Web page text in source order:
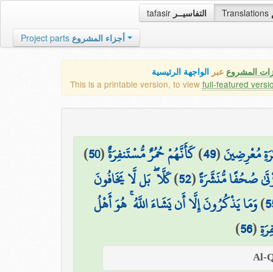
tafasir التفاسيــر Translations
Project parts أجزاء المشروع
المشروع عبر الواجهة الرئيسية
This is a printable version, to view full-featured
مُعْرِضِينَ(
49
)كَأَنَّهُمْ حُمُرٌ مُّسْتَنفِرَةٌ(
50
)
صُحُفًا مُّنَشَّرَةً(
52
)كَلَّا ۖ بَل لَّا يَخَافُونَ
)وَمَا يَذْكُرُونَ إِلَّا أَن يَشَاءَ اللَّهُ ۚ هُوَ أَهْلُ
(
56
)